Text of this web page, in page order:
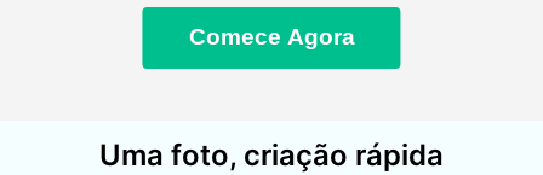
Comece Agora
Uma foto, criação rápida